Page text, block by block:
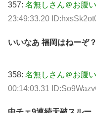
357: 名無しさん＠お腹い
23:49:33.20
いいなあ 福岡はねーぞ？
358: 名無しさん＠お腹い
00:14:03.31